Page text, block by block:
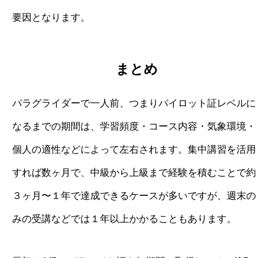
要因となります。
まとめ
パラグライダーで一人前、つまりパイロット証レベルに
なるまでの期間は、学習頻度・コース内容・気象環境・
個人の適性などによって左右されます。集中講習を活用
すれば数ヶ月で、中級から上級まで経験を積むことで約
３ヶ月〜１年で達成できるケースが多いですが、週末の
みの受講などでは１年以上かかることもあります。